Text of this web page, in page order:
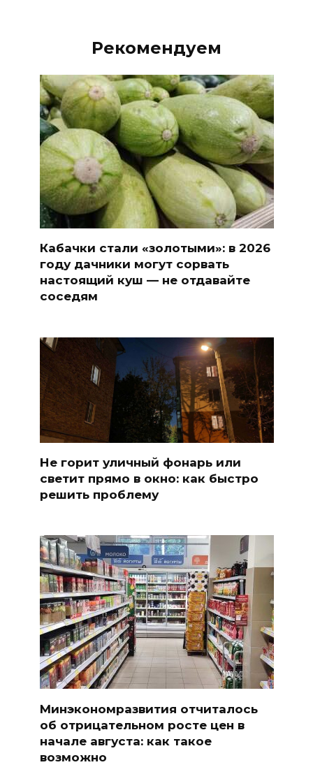
Рекомендуем
Кабачки стали «золотыми»: в 2026
году дачники могут сорвать
настоящий куш — не отдавайте
соседям
Не горит уличный фонарь или
светит прямо в окно: как быстро
решить проблему
Минэкономразвития отчиталось
об отрицательном росте цен в
начале августа: как такое
возможно